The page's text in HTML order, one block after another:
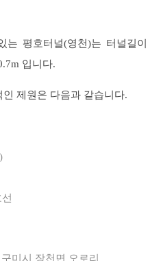
는 평호터널(영천)는 터널길이
입니다.
제원은 다음과 같습니다.
미시 장천면 오로리